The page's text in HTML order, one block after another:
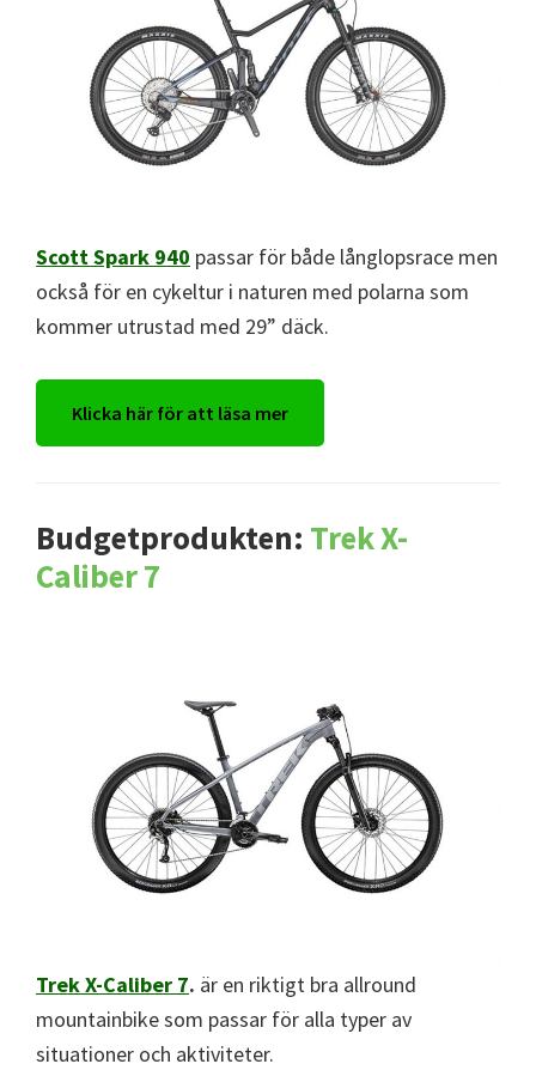
Scott Spark 940 passar för både långlopsrace men
också för en cykeltur i naturen med polarna som
kommer utrustad med 29” däck.
Klicka här för att läsa mer
Budgetprodukten: Trek X-
Caliber 7
Trek X-Caliber 7. är en riktigt bra allround
mountainbike som passar för alla typer av
situationer och aktiviteter.